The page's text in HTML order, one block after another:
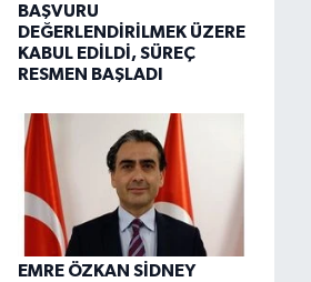
BAŞVURU
DEĞERLENDİRİLMEK ÜZERE
KABUL EDİLDİ, SÜREÇ
RESMEN BAŞLADI
EMRE ÖZKAN SİDNEY